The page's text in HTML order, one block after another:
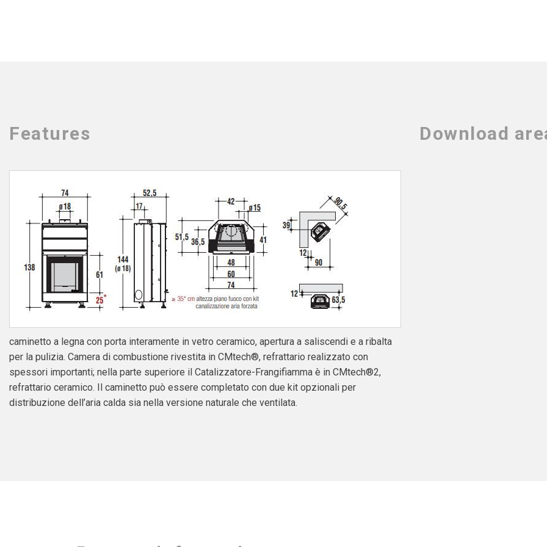
Features
caminetto a legna con porta interamente in vetro ceramico, apertura a saliscendi e a ribalta
per la pulizia. Camera di combustione rivestita in CMtech®, refrattario realizzato con
spessori importanti; nella parte superiore il Catalizzatore-Frangifiamma è in CMtech®2,
refrattario ceramico. Il caminetto può essere completato con due kit opzionali per
distribuzione dell’aria calda sia nella versione naturale che ventilata.
Download